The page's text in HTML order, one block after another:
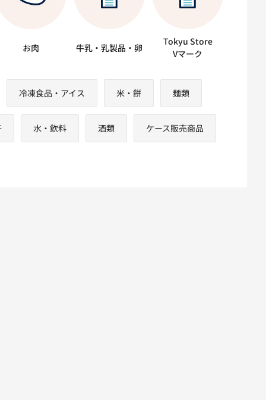
お肉 牛乳・乳製品・卵
Tokyu Store
Vマーク
冷凍食品・アイス 米・餅 麺類
水・飲料 酒類 ケース販売商品